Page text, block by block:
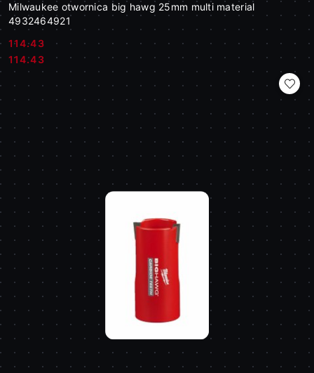
Milwaukee otwornica big hawg 25mm multi material
4932464921
Cena:
114.43
Cena:
114.43